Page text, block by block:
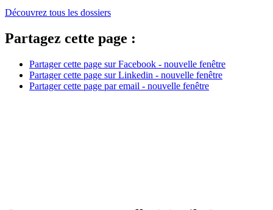
Découvrez tous les dossiers
Partagez cette page :
Partager cette page sur Facebook - nouvelle fenêtre
Partager cette page sur Linkedin - nouvelle fenêtre
Partager cette page par email - nouvelle fenêtre